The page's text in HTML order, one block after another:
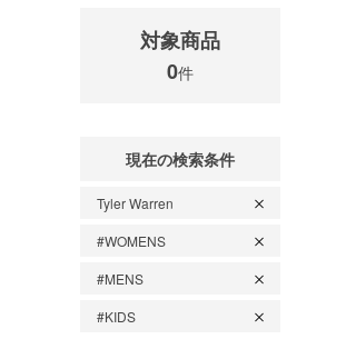
対象商品
0件
現在の検索条件
Tyler Warren
#WOMENS
#MENS
#KIDS